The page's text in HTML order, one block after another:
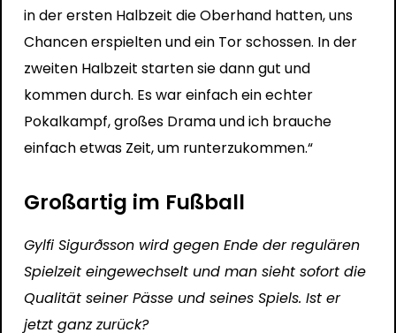
in der ersten Halbzeit die Oberhand hatten, uns
Chancen erspielten und ein Tor schossen. In der
zweiten Halbzeit starten sie dann gut und
kommen durch. Es war einfach ein echter
Pokalkampf, großes Drama und ich brauche
einfach etwas Zeit, um runterzukommen.“
Großartig im Fußball
Gylfi Sigurðsson wird gegen Ende der regulären
Spielzeit eingewechselt und man sieht sofort die
Qualität seiner Pässe und seines Spiels. Ist er
jetzt ganz zurück?